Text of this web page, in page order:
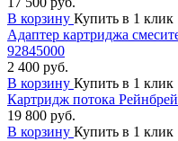
В корзину Купить в 1 клик
Адаптер картриджа
92845000
2 400 руб.
В корзину Купить в 1 клик
Картридж потока
19 800 руб.
В корзину Купить в 1 клик